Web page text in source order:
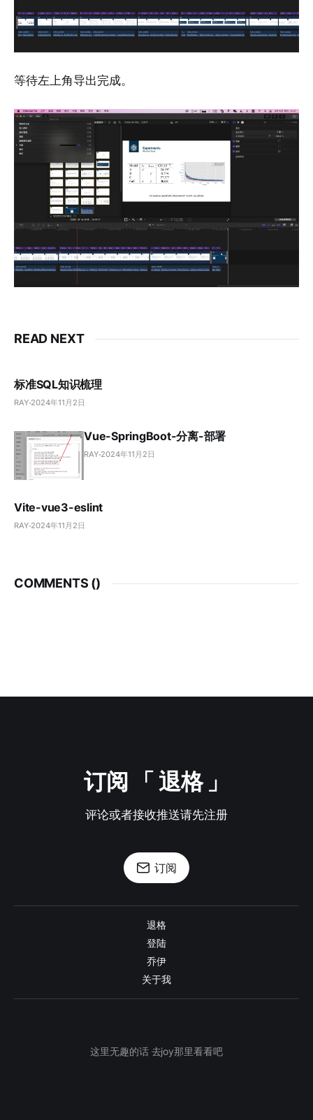
等待左上角导出完成。
READ NEXT
标准SQL知识梳理
RAY 2024年11月2日
Vue-SpringBoot-分离-部署
RAY 2024年11月2日
Vite-vue3-eslint
RAY 2024年11月2日
COMMENTS ()
订阅 「 退格 」
评论或者接收推送请先注册
订阅
退格
登陆
乔伊
关于我
这里无趣的话 去joy那里看看吧